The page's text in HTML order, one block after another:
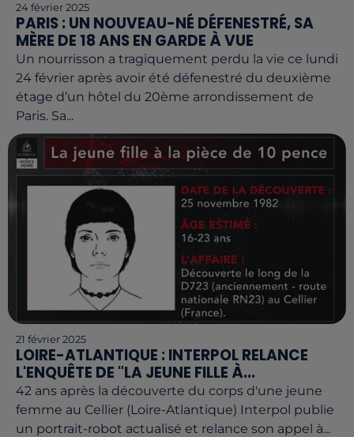
24 février 2025
PARIS : UN NOUVEAU-NÉ DÉFENESTRÉ, SA
MÈRE DE 18 ANS EN GARDE À VUE
Un nourrisson a tragiquement perdu la vie ce lundi
24 février après avoir été défenestré du deuxième
étage d’un hôtel du 20ème arrondissement de
Paris. Sa...
21 février 2025
LOIRE-ATLANTIQUE : INTERPOL RELANCE
L'ENQUÊTE DE "LA JEUNE FILLE À...
42 ans après la découverte du corps d'une jeune
femme au Cellier (Loire-Atlantique) Interpol publie
un portrait-robot actualisé et relance son appel à...